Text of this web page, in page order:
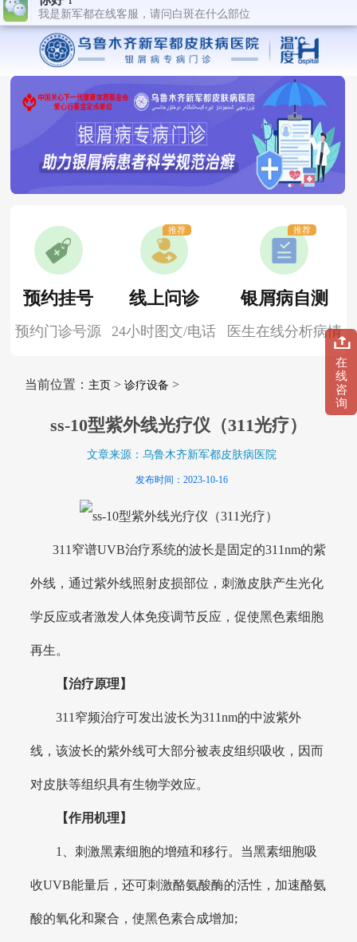
预约挂号
预约门诊号源
线上问诊
24小时图文/电话
推荐
银屑病自测
医生在线分析病情
推荐
当前位置： 主页> 诊疗设备 >
ss-10型紫外线光疗仪（311光疗）
文章来源：乌鲁木齐新军都皮肤病医院
发布时间：2023-10-16
311窄谱UVB治疗系统的波长是固定的311nm的紫
外线，通过紫外线照射皮损部位，刺激皮肤产生光化
学反应或者激发人体免疫调节反应，促使黑色素细胞
再生。
【治疗原理】
311窄频治疗可发出波长为311nm的中波紫外
线，该波长的紫外线可大部分被表皮组织吸收，因而
对皮肤等组织具有生物学效应。
【作用机理】
1、刺激黑素细胞的增殖和移行。当黑素细胞吸
收UVB能量后，还可刺激酪氨酸酶的活性，加速酪氨
酸的氧化和聚合，使黑色素合成增加;
在
线
咨
询